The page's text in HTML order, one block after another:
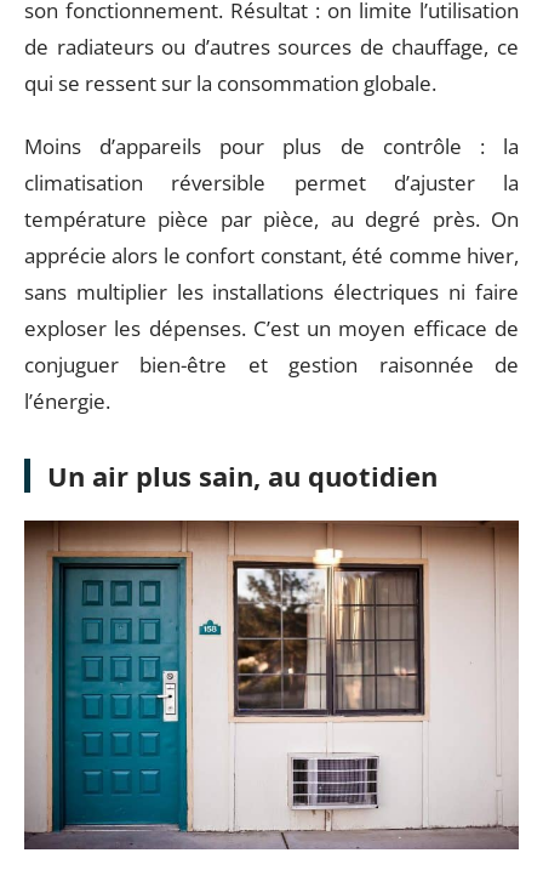
son fonctionnement. Résultat : on limite l’utilisation
de radiateurs ou d’autres sources de chauffage, ce
qui se ressent sur la consommation globale.
Moins d’appareils pour plus de contrôle : la
climatisation réversible permet d’ajuster la
température pièce par pièce, au degré près. On
apprécie alors le confort constant, été comme hiver,
sans multiplier les installations électriques ni faire
exploser les dépenses. C’est un moyen efficace de
conjuguer bien-être et gestion raisonnée de
l’énergie.
Un air plus sain, au quotidien